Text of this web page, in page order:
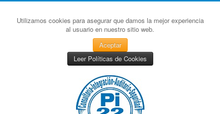
Utilizamos cookies para asegurar que damos la mejor experiencia
al usuario en nuestro sitio web.
Aceptar
Leer Políticas de Cookies